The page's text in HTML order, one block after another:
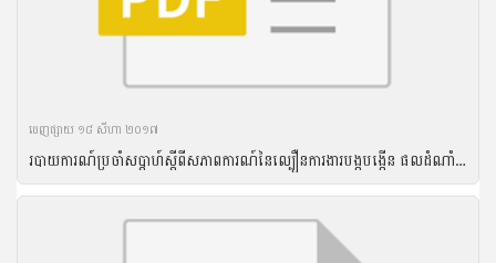
ចេញ​ផ្សាយ​ ១៨ សីហា ២០១៧
របាយការណ៍ប្រចាំសប្តាហ៍ស្តីពីសភាពការណ៍នៃល្បឿនការងារបង្កបង្កើន ផលដំណាំរដូវវស្សាឆ្នាំ២០១៦ គិតត្រឹមថ្ងៃទី១៤ ខែកញ្ញា ឆ្នាំ២០១៦